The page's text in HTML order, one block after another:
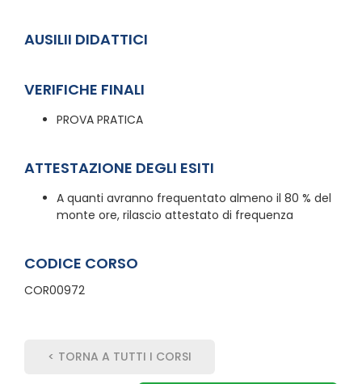
AUSILII DIDATTICI
VERIFICHE FINALI
PROVA PRATICA
ATTESTAZIONE DEGLI ESITI
A quanti avranno frequentato almeno il 80 % del
monte ore, rilascio attestato di frequenza
CODICE CORSO
COR00972
< TORNA A TUTTI I CORSI